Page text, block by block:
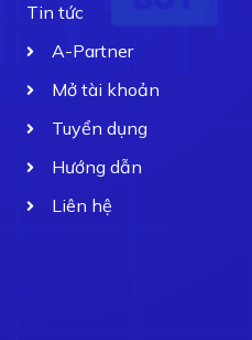
Tin tức
A-Partner
Mở tài khoản
Tuyển dụng
Hướng dẫn
Liên hệ